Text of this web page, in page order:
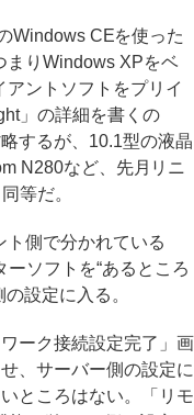
Windows CEを使った
まりWindows XPをベ
ントソフトをプリイ
」の詳細を書くの
するが、10.1型の液晶
N280など、先月リニ
等だ。
側で分かれている
ソフトを“あるところ
設定に入る。
ーク接続設定完了」画
、サーバー側の設定に
ところはない。「リモ